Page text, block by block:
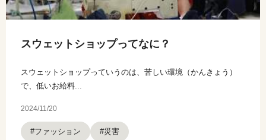
スウェットショップってなに？
スウェットショップっていうのは、苦しい環境（かんきょう）
で、低いお給料...
2024/11/20
#ファッション #災害